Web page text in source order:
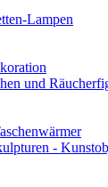
Lampen
und
-